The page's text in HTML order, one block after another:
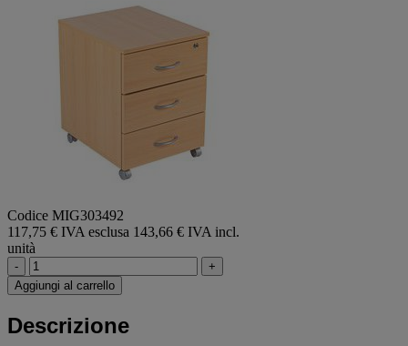
Codice MIG303492
117,75 € IVA esclusa 143,66 € IVA incl.
unità
-
+
Aggiungi al carrello
Descrizione